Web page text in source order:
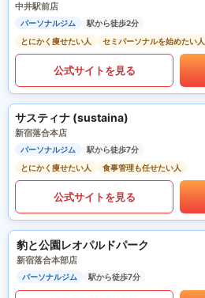
中井駅前店
パーソナルジム
駅から徒歩2分
とにかく痩せたい人
セミパーソナルを始めたい人
公式サイトを見る
サスティナ (sustaina)
新宿落合本店
パーソナルジム
駅から徒歩7分
とにかく痩せたい人
食事管理も任せたい人
公式サイトを見る
豹と公園レオパルドパーク
新宿落合本部店
パーソナルジム 駅から徒歩7分